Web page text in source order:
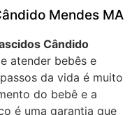
Mendes MA
Cândido
atender bebês e
da vida é muito
do bebê e a
é uma garantia que